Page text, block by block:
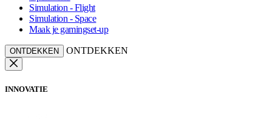
Simulation - Flight
Simulation - Space
Maak je gamingset-up
ONTDEKKEN ONTDEKKEN
INNOVATIE